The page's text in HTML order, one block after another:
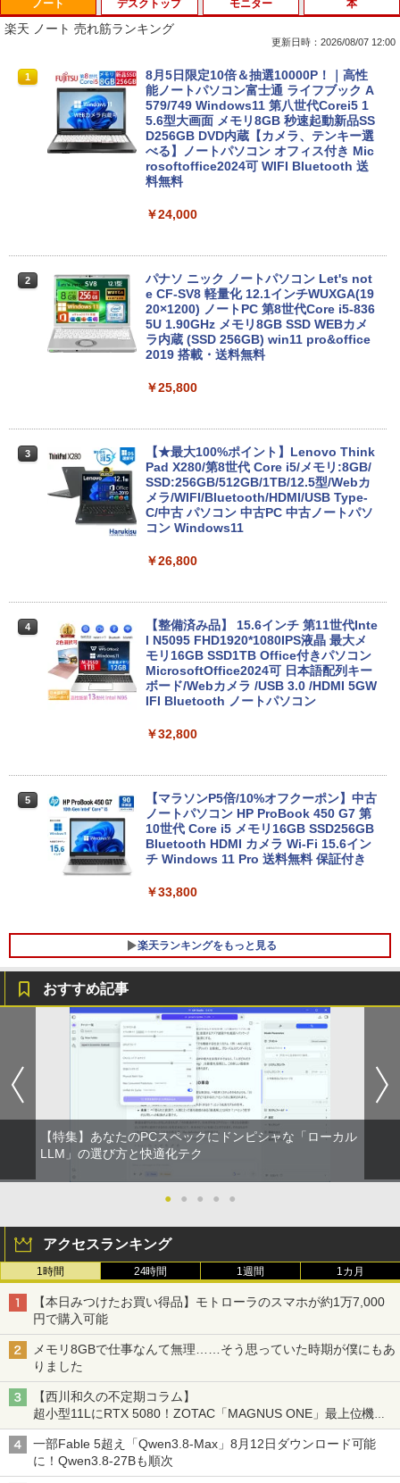
Anker Soundcore P40i オフホワイト
￥7,990
Anker Soundcore P31i ブラック
￥5,990
￥14,990
【2026年アップグレード版】AOKIMI ワイヤ
レスイヤホン bluetooth イヤホン V12 小型
るーとゅーす コードレス ENCノイズキャン
￥1,964
Xiaomi シャオミ REDMI Buds 8 Lite ワイヤ
レスイヤホン Bluetooth 5.4 ノイズキャンセ
BRUCE WAYNE feat. Flo Milli, ATL Jacob
[Explicit]
BRUCE WAYNE feat. Flo Milli, ATL Jacob
[Explicit]
￥250
On My Road (Stadium ver.)
BUGS LIFE
￥250
【Amazon.co.jp限定】 い・ろ・は・す 2L P
ET ラベルレス ×8本
by Amazon 天然水 ラベルレス 500ml ×24本
富士山の天然水 バナジウム含有 水 ミネラル
ウォーター ペットボトル 静岡県産 500ミリリ
ットル (Smart Basic)
￥1,117
by Amazon 炭酸水 ラベルレス 500ml ×24本
art Basic)
コカ・コーラ やかんの麦茶 from 爽健美茶 ラ
ベルレス 650mlPET×24本
￥2,009
薬屋のひとりごと 17巻 (デジタル版ビッグガ
ンガンコミックス)
異世界居酒屋「のぶ」(22) (角川コミックス・
エース)
￥832
￥594
HUNTER×HUNTER モノクロ版 39 (ジャンプ
コミックスDIGITAL)
￥572
スーパーの裏でヤニ吸うふたり 9巻 (デジタル
版ビッグガンガンコミックス)
￥810
ノート
楽天 ノート 売れ筋ランキング
更新日時：2026/08/07 12:00
1
8月5日限定10倍＆抽選10000P！｜高性
能ノートパソコン富士通 ライフブック A
579/749 Windows11 第八世代Corei5 1
5.6型大画面 メモリ8GB 秒速起動新品SS
D256GB DVD内蔵【カメラ、テンキー選
べる】ノートパソコン オフィス付き Mic
rosoftoffice2024可 WIFI Bluetooth 送
料無料
￥24,000
2
パナソ ニック ノートパソコン Let's not
e CF-SV8 軽量化 12.1インチWUXGA(19
20×1200) ノートPC 第8世代Core i5-836
5U 1.90GHz メモリ8GB SSD WEBカメ
ラ内蔵 (SSD 256GB) win11 pro&office
2019 搭載・送料無料
￥25,800
3
【★最大100%ポイント】Lenovo Think
Pad X280/第8世代 Core i5/メモリ:8GB/
SSD:256GB/512GB/1TB/12.5型/Webカ
メラ/WIFI/Bluetooth/HDMI/USB Type-
C/中古 パソコン 中古PC 中古ノートパソ
コン Windows11
￥26,800
4
【整備済み品】 15.6インチ 第11世代Inte
l N5095 FHD1920*1080IPS液晶 最大メ
モリ16GB SSD1TB Office付きパソコン
MicrosoftOffice2024可 日本語配列キー
ボード/Webカメラ /USB 3.0 /HDMI 5GW
IFI Bluetooth ノートパソコン
￥32,800
5
【マラソンP5倍/10%オフクーポン】中古
ノートパソコン HP ProBook 450 G7 第
10世代 Core i5 メモリ16GB SSD256GB
Bluetooth HDMI カメラ Wi-Fi 15.6イン
チ Windows 11 Pro 送料無料 保証付き
￥33,800
楽天ランキングをもっと見る
デスクトップ
【マラソンP5倍/10%オフクーポン】中古
ディスクトップパソコン Windows11 Of
fice付き デル Dell OptiPlex 3050 SFF
第6世代Core i5 メモリ8GB/16GB 高速S
SD128GB/256GB DVD搭載 初期設定済
み 送料無料 保証付き
￥15,800
中古デスクトップDell Optiplex 3070 SF
3070 SFF 中古デスクトップCore i5 Win
11 Pro 64bit Dell Optiplex 3070 SFF 中
古デスクトップCore i5 Win11 Pro 64bit
3
【中古・Aランク】富士通 ESPRIMO D5
e i5 9500 メモリ8GB 高速SSD256GB W
indows11 Pro Office 2019搭載 WiFi 無
線LAN DVD ドライブ 4K対応 省スペース
中古PC 整備済み品 90日保証 送料無料
￥28,800
モニター
【公式・メーカー直販・送料無料】モニ
ター 新品 フルHD HP Series 3 Pro 322p
e 21.45インチFHDモニター IPS 21.5型
角度調整 VESA 100Hz 液晶 HDMI VGA P
S5 Switch 3年保証 転送不可 (型番：AK2
F1UT）
￥11,280
モニター 23.8インチ 144Hz FHD pcモニ
トカット ノングレア ディスプレイ HDMI
144hz pcモニター Adaptive-Sync ブラ
ック MAXZEN MJM24IC01 MJM24IC02-
F144 マクスゼン
￥10,980
ィスプレイ 液晶ディスプレイ モニター/1
366x768/95°視野/HDMI VGA AV BNC U
SB ポート/VESAマウント/スピーカー内
蔵/リモコン
￥12,149
本
ゼンリン住宅地図 B4判 東京都 東京都港
区 発行年月202604 13103011I
￥25,740
杖と剣のウィストリア（16） 【電子書
￥594
3 歴史地理学事典 [ 歴史地理学会 ]
￥26,400
はじめての世界名作えほん あかいえほ
んのおうち（1～40巻） （0） [ 中脇 初
枝 ]
￥26,400
おすすめ記事
【特集】あなたのPCスペックにドンピシャな「ローカル
LLM」の選び方と快適化テク
● ● ● ● ●
アクセスランキング
1時間 24時間 1週間 1カ月
【本日みつけたお買い得品】モトローラのスマホが約1万7,000
円で購入可能
メモリ8GBで仕事なんて無理……そう思っていた時期が僕にもあ
りました
【西川和久の不定期コラム】
超小型11LにRTX 5080！ZOTAC「MAGNUS ONE」最上位機の
実力を探る
一部Fable 5超え「Qwen3.8-Max」8月12日ダウンロード可能
に！Qwen3.8-27Bも順次